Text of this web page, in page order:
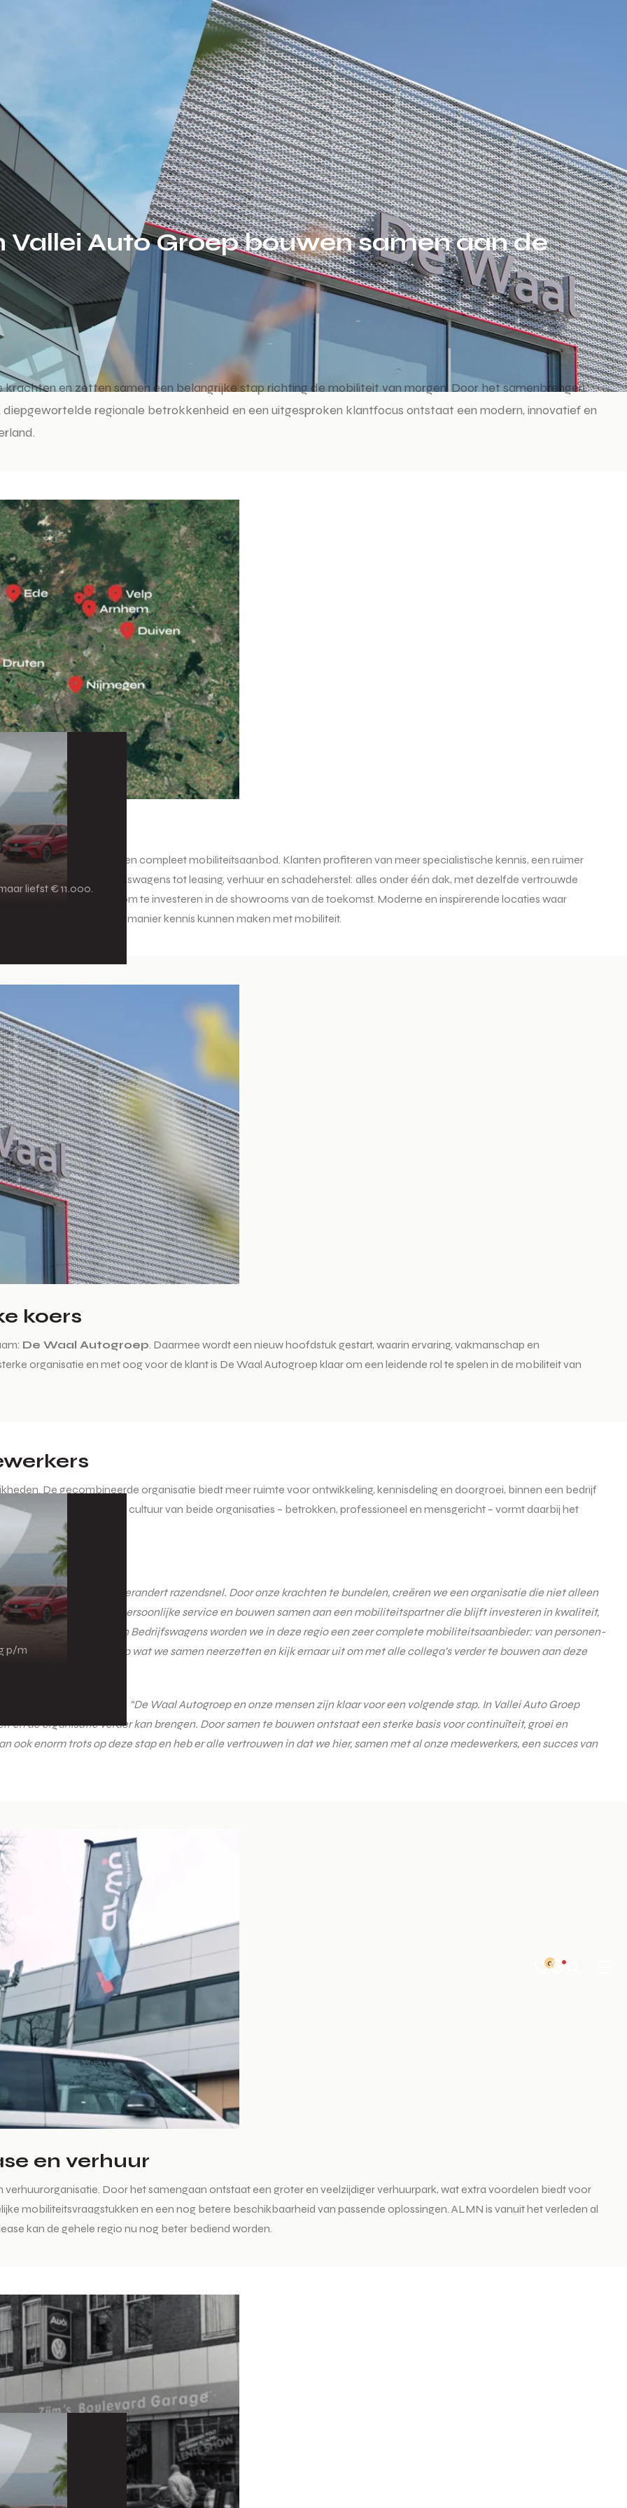
liefst € 11.000.
p/m
0
Auto Groep bouwen samen aan de
en zetten samen een belangrijke stap richting de mobiliteit van morgen. Door het samenbrengen
regionale betrokkenheid en een uitgesproken klantfocus ontstaat een modern, innovatief en
met een breed en compleet mobiliteitsaanbod. Klanten profiteren van meer specialistische kennis, een ruimer
personen- en bedrijfswagens tot leasing, verhuur en schadeherstel: alles onder één dak, met dezelfde vertrouwde
creëert ruimte om te investeren in de showrooms van de toekomst. Moderne en inspirerende locaties waar
en eigentijdse manier kennis kunnen maken met mobiliteit.
koers
De Waal Autogroep. Daarmee wordt een nieuw hoofdstuk gestart, waarin ervaring, vakmanschap en
organisatie en met oog voor de klant is De Waal Autogroep klaar om een leidende rol te spelen in de mobiliteit van
De gecombineerde organisatie biedt meer ruimte voor ontwikkeling, kennisdeling en doorgroei, binnen een bedrijf
De cultuur van beide organisaties – betrokken, professioneel en mensgericht – vormt daarbij het
“De mobiliteitswereld verandert razendsnel. Door onze krachten te bundelen, creëren we een organisatie die niet alleen
schaalgrootte met persoonlijke service en bouwen samen aan een mobiliteitspartner die blijft investeren in kwaliteit,
van Den Engelsen Bedrijfswagens worden we in deze regio een zeer complete mobiliteitsaanbieder: van personen-
Ik ben trots op wat we samen neerzetten en kijk ernaar uit om met alle collega’s verder te bouwen aan deze
met vertrouwen vooruit:
“De Waal Autogroep en onze mensen zijn klaar voor een volgende stap. In Vallei Auto Groep
en de organisatie verder kan brengen. Door samen te bouwen ontstaat een sterke basis voor continuïteit, groei en
ook enorm trots op deze stap en heb er alle vertrouwen in dat we hier, samen met al onze medewerkers, een succes van
en verhuur
Door het samengaan ontstaat een groter en veelzijdiger verhuurpark, wat extra voordelen biedt voor
mobiliteitsvraagstukken en een nog betere beschikbaarheid van passende oplossingen. ALMN is vanuit het verleden al
kan de gehele regio nu nog beter bediend worden.